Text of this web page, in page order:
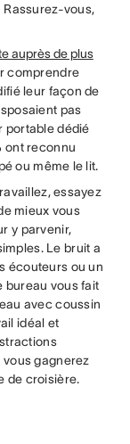
Rassurez-vous,
auprès de plus
comprendre
leur façon de
pas
portable dédié
ont reconnu
ou même le lit.
essayez
mieux vous
y parvenir,
Le bruit a
écouteurs ou un
bureau vous fait
avec coussin
idéal et
gagnerez
de croisière.